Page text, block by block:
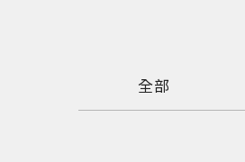
全部